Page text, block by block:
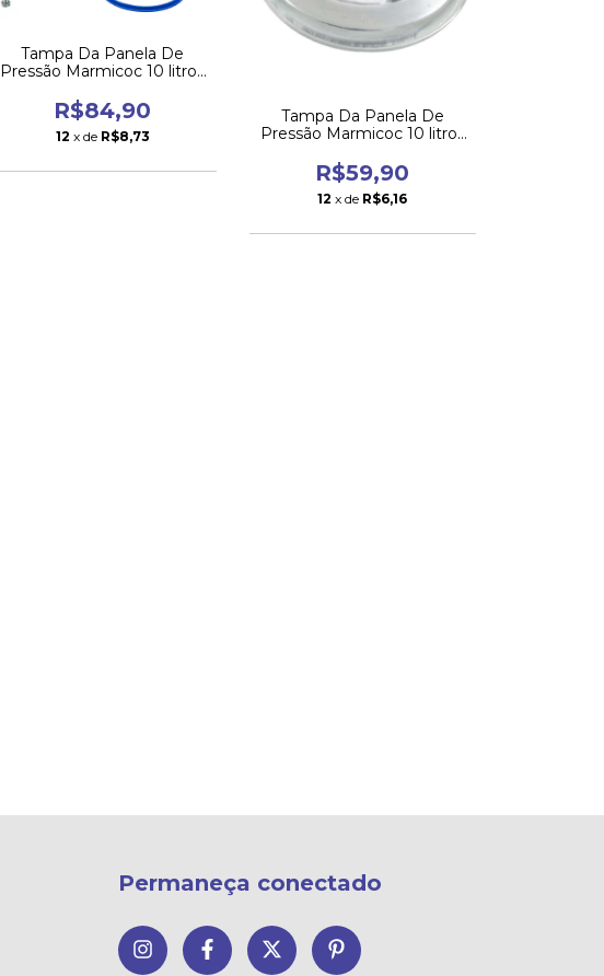
Tampa Da Panela De
Pressão Marmicoc 10 litros
R$84,90
12 x de R$8,73
Tampa Da Panela De
Pressão Marmicoc 10 litros
R$59,90
12 x de R$6,16
Permaneça conectado